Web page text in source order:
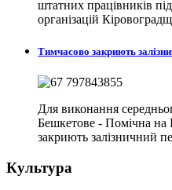
штатних працівників
організацій
Тимчасово закриють
Для виконання
Бешкетове - Помічна на
закриють залізничний
Культура